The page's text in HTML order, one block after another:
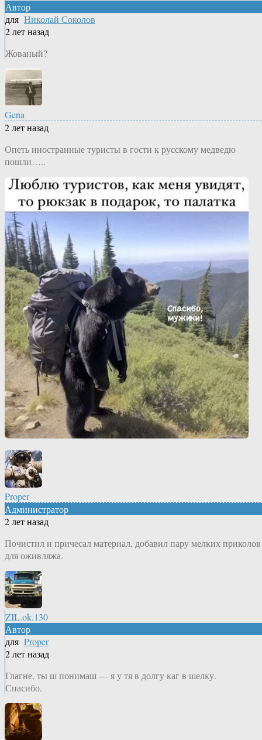
Автор
для Николай Соколов
2 лет назад
Жованый?
Gena
2 лет назад
Опеть иностранные туристы в гости к русскому медведю
пошли…..
Proper
Администратор
2 лет назад
Почистил и причесал материал, добавил пару мелких приколов
для оживляжа.
ZIL.ok.130
Автор
для Proper
2 лет назад
Глагне, ты ш понимаш — я у тя в долгу каг в шелку.
Спасибо.